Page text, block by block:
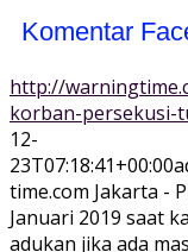
Komentar
http://
korban-persekusi-
12-
23T07:18:41+00:00
time.com Jakarta -
Januari 2019 saat
adukan jika ada